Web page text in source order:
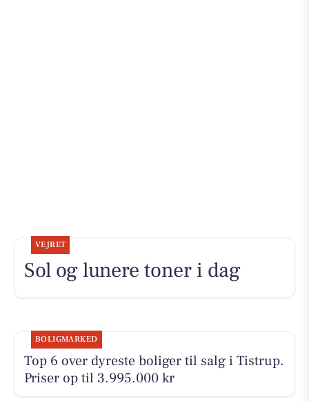
VEJRET
Sol og lunere toner i dag
BOLIGMARKED
Top 6 over dyreste boliger til salg i Tistrup.
Priser op til 3.995.000 kr